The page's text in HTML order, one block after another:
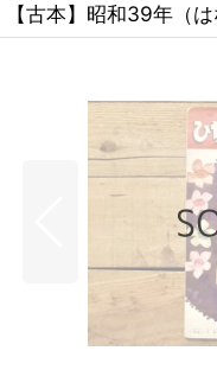
【古本】昭和39年（